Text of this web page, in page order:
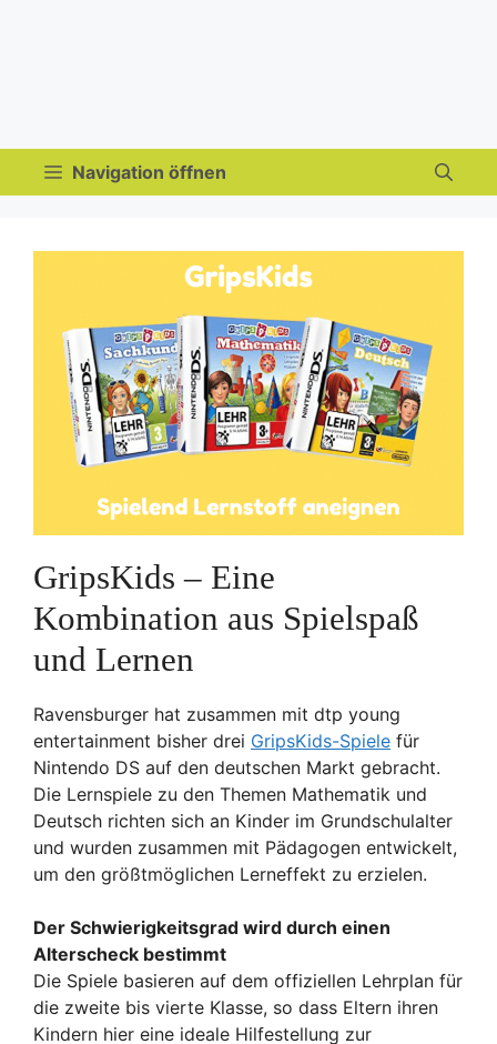
Navigation öffnen
GripsKids – Eine
Kombination aus Spielspaß
und Lernen
Ravensburger hat zusammen mit dtp young
entertainment bisher drei GripsKids-Spiele für
Nintendo DS auf den deutschen Markt gebracht.
Die Lernspiele zu den Themen Mathematik und
Deutsch richten sich an Kinder im Grundschulalter
und wurden zusammen mit Pädagogen entwickelt,
um den größtmöglichen Lerneffekt zu erzielen.
Der Schwierigkeitsgrad wird durch einen
Alterscheck bestimmt
Die Spiele basieren auf dem offiziellen Lehrplan für
die zweite bis vierte Klasse, so dass Eltern ihren
Kindern hier eine ideale Hilfestellung zur